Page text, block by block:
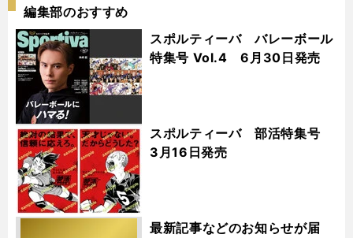
編集部のおすすめ
スポルティーバ バレーボール
特集号 Vol.4 6月30日発売
スポルティーバ 部活特集号
3月16日発売
最新記事などのお知らせが届